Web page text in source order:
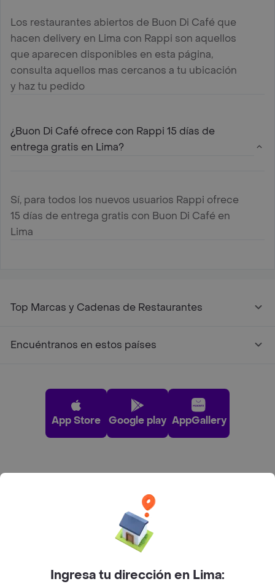
Los restaurantes abiertos de Buon Di Café que
hacen delivery en Lima con Rappi son aquellos
que aparecen disponibles en esta página,
consulta aquellos mas cercanos a tu ubicación
y haz tu pedido
¿Buon Di Café ofrece con Rappi 15 días de
entrega gratis en Lima?
Sí, para todos los nuevos usuarios Rappi ofrece
15 días de entrega gratis con Buon Di Café en
Lima
Top Marcas y Cadenas de Restaurantes
Encuéntranos en estos países
App Store Google play AppGallery
Ingresa tu dirección en Lima: